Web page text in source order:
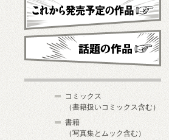
これから発売予定
コミックス
（書籍扱いコミックス含む）
書籍
（写真集とムック含む）